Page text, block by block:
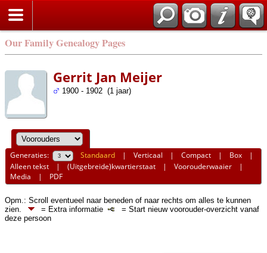
Our Family Genealogy Pages
Gerrit Jan Meijer
1900 - 1902 (1 jaar)
Generaties: Standaard |Verticaal |Compact | Box |
Alleen tekst |(Uitgebreide)kwartierstaat |Voorouderwaaier |
Media | PDF
Opm.: Scroll eventueel naar beneden of naar rechts om alles te kunnen
zien.
= Extra informatie
= Start nieuw voorouder-overzicht vanaf
deze persoon